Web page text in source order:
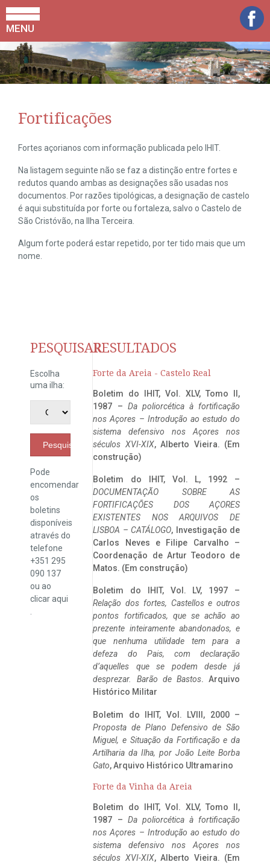
MENU
Fortificações
Fortes açorianos com informação publicada pelo IHIT.
Na listagem seguinte não se faz a distinção entre fortes e
redutos quando ambas as designações são usadas nos
documentos. Por razões tipológicas, a designação de castelo
é aqui substituída por forte ou fortaleza, salvo o Castelo de
São Cristóvão, na Ilha Terceira.
Algum forte poderá estar repetido, por ter tido mais que um
nome.
PESQUISAR
Escolha
uma ilha:
Pesquisar
Pode
encomendar
os
boletins
disponíveis
através do
telefone
+351 295
090 137
ou ao
clicaraqui
RESULTADOS
Forte da Areia - Castelo Real
Boletim do IHIT, Vol. XLV, Tomo II,
1987 – Da poliorcética à fortificação
nos Açores – Introdução ao estudo do
sistema defensivo nos Açores nos
séculos XVI-XIX, Alberto Vieira. (Em
construção)
Boletim do IHIT, Vol. L, 1992 –
DOCUMENTAÇÃO SOBRE AS
FORTIFICAÇÕES DOS AÇORES
EXISTENTES NOS ARQUIVOS DE
LISBOA – CATÁLOGO, Investigação de
Carlos Neves e Filipe Carvalho –
Coordenação de Artur Teodoro de
Matos. (Em construção)
Boletim do IHIT, Vol. LV, 1997 –
Relação dos fortes, Castellos e outros
pontos fortificados, que se achão ao
prezente inteiramente abandonados, e
que nenhuma utilidade tem para a
defeza do Pais, com declaração
d’aquelles que se podem desde já
desprezar. Barão de Bastos. Arquivo
Histórico Militar
Boletim do IHIT, Vol. LVIII, 2000 –
Proposta de Plano Defensivo de São
Miguel, e Situação da Fortificação e da
Artilharia da Ilha, por João Leite Borba
Gato, Arquivo Histórico Ultramarino
Forte da Vinha da Areia
Boletim do IHIT, Vol. XLV, Tomo II,
1987 – Da poliorcética à fortificação
nos Açores – Introdução ao estudo do
sistema defensivo nos Açores nos
séculos XVI-XIX, Alberto Vieira. (Em